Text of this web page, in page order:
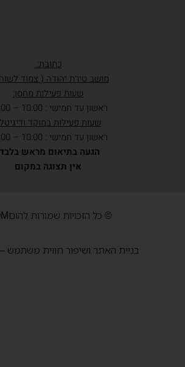
כתובת:
מושב טירת יהודה ( צמוד
שעות פעילות מחסן:
ראשון עד חמישי : 10:00 – 14:00
שעות פעילות במוקד
ראשון עד חמישי : 10:00 – 15:00
הגעה בתיאום מראש בלבד
אין תצוגה במקום
© כל הזכויות שמורות להוםCOM
בניית האתר ושיפור חווית משתמש –